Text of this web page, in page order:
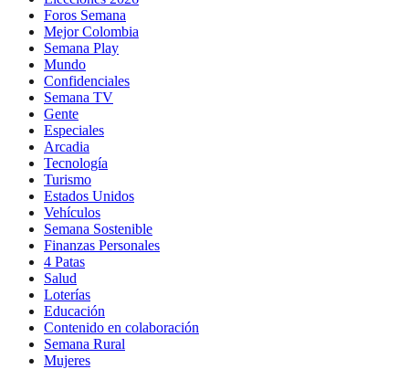
Foros Semana
Mejor Colombia
Semana Play
Mundo
Confidenciales
Semana TV
Gente
Especiales
Arcadia
Tecnología
Turismo
Estados Unidos
Vehículos
Semana Sostenible
Finanzas Personales
4 Patas
Salud
Loterías
Educación
Contenido en colaboración
Semana Rural
Mujeres